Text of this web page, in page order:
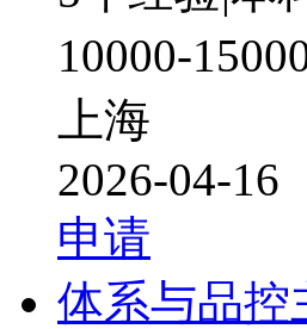
10000-
上海
2026-04-16
申请
体系与品控